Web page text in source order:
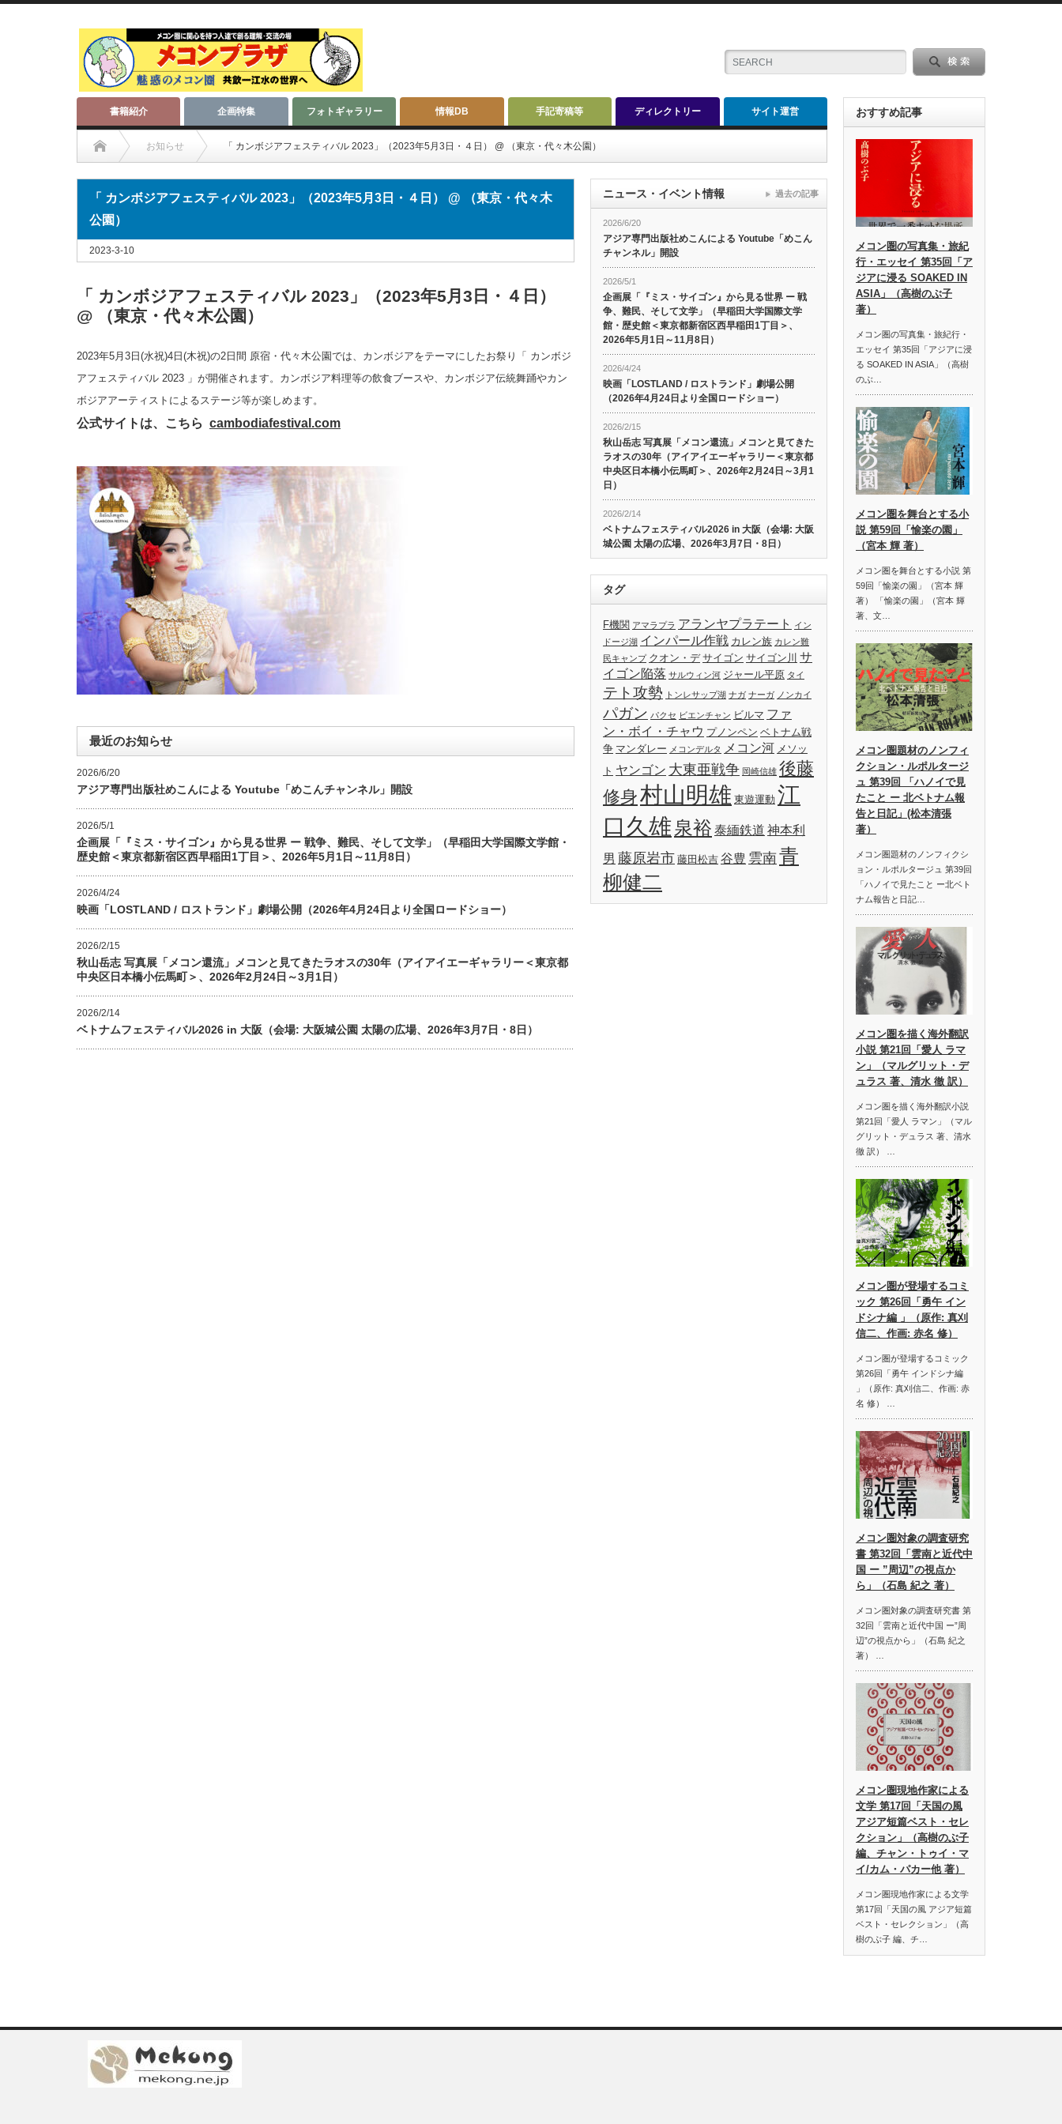
書籍紹介 企画特集 フォトギャラリー 情報DB 手記寄稿等 ディレクトリー サイト運営
お知らせ 「 カンボジアフェスティバル 2023」（2023年5月3日・４日） @ （東京・代々木公園）
「 カンボジアフェスティバル 2023」（2023年5月3日・４日） @ （東京・代々木
公園）
2023-3-10
「 カンボジアフェスティバル 2023」（2023年5月3日・４日）
@ （東京・代々木公園）
2023年5月3日(水祝)4日(木祝)の2日間 原宿・代々木公園では、カンボジアをテーマにしたお祭り「 カンボジ
アフェスティバル 2023 」が開催されます。カンボジア料理等の飲食ブースや、カンボジア伝統舞踊やカン
ボジアアーティストによるステージ等が楽しめます。
公式サイトは、こちら cambodiafestival.com
最近のお知らせ
2026/6/20
アジア専門出版社めこんによる Youtube「めこんチャンネル」開設
2026/5/1
企画展「『ミス・サイゴン』から見る世界 ー 戦争、難民、そして文学」（早稲田大学国際文学館・
歴史館＜東京都新宿区西早稲田1丁目＞、2026年5月1日～11月8日）
2026/4/24
映画「LOSTLAND / ロストランド」劇場公開（2026年4月24日より全国ロードショー）
2026/2/15
秋山岳志 写真展「メコン還流」メコンと見てきたラオスの30年（アイアイエーギャラリー＜東京都
中央区日本橋小伝馬町＞、2026年2月24日～3月1日）
2026/2/14
ベトナムフェスティバル2026 in 大阪（会場: 大阪城公園 太陽の広場、2026年3月7日・8日）
ニュース・イベント情報
2026/6/20
アジア専門出版社めこんによる Youtube「めこん
チャンネル」開設
2026/5/1
企画展「『ミス・サイゴン』から見る世界 ー 戦
争、難民、そして文学」（早稲田大学国際文学
館・歴史館＜東京都新宿区西早稲田1丁目＞、
2026年5月1日～11月8日）
2026/4/24
映画「LOSTLAND / ロストランド」劇場公開
（2026年4月24日より全国ロードショー）
2026/2/15
秋山岳志 写真展「メコン還流」メコンと見てきた
ラオスの30年（アイアイエーギャラリー＜東京都
中央区日本橋小伝馬町＞、2026年2月24日～3月1
日）
2026/2/14
ベトナムフェスティバル2026 in 大阪（会場: 大阪
城公園 太陽の広場、2026年3月7日・8日）
過去の記事
タグ
F機関 アマラプラ アランヤプラテート
イン
ドージ湖 インパール作戦 カレン族 カレン難
民キャンプ クオン・デ サイゴン サイゴン川 サ
イゴン陥落 サルウィン河 ジャール平原 タイ
テト攻勢 トンレサップ湖 ナガ ナーガ ノンカイ
パガン パクセ ビエンチャン ビルマ ファ
ン・ボイ・チャウ プノンペン ベトナム戦
争 マンダレー メコンデルタ メコン河 メソッ
ト ヤンゴン 大東亜戦争 岡崎信雄 後藤
修身村山明雄 東遊運動 江
口久雄泉裕 泰緬鉄道 神本利
男 藤原岩市 藤田松吉 谷豊 雲南青
柳健二
おすすめ記事
メコン圏の写真集・旅紀
行・エッセイ 第35回「ア
ジアに浸る SOAKED IN
ASIA」（高樹のぶ子
著）
メコン圏の写真集・旅紀行・
エッセイ 第35回「アジアに浸
る SOAKED IN ASIA」（高樹
のぶ…
メコン圏を舞台とする小
説 第59回「愉楽の園」
（宮本 輝 著）
メコン圏を舞台とする小説 第
59回「愉楽の園」（宮本 輝
著） 「愉楽の園」（宮本 輝
著、文…
メコン圏題材のノンフィ
クション・ルポルタージ
ュ 第39回 「ハノイで見
たこと ー 北ベトナム報
告と日記」(松本清張
著）
メコン圏題材のノンフィクシ
ョン・ルポルタージュ 第39回
「ハノイで見たこと ー北ベト
ナム報告と日記…
メコン圏を描く海外翻訳
小説 第21回「愛人 ラマ
ン」（マルグリット・デ
ュラス 著、清水 徹 訳）
メコン圏を描く海外翻訳小説
第21回「愛人 ラマン」（マル
グリット・デュラス 著、清水
徹 訳） …
メコン圏が登場するコミ
ック 第26回「勇午 イン
ドシナ編 」（原作: 真刈
信二、作画: 赤名 修）
メコン圏が登場するコミック
第26回「勇午 インドシナ編
」（原作: 真刈信二、作画: 赤
名 修） …
メコン圏対象の調査研究
書 第32回「雲南と近代中
国 ー ”周辺”の視点か
ら」（石島 紀之 著）
メコン圏対象の調査研究書 第
32回「雲南と近代中国 ー”周
辺”の視点から」（石島 紀之
著） …
メコン圏現地作家による
文学 第17回「天国の風
アジア短篇ベスト・セレ
クション」（高樹のぶ子
編、チャン・トゥイ・マ
イ/カム・パカー他 著）
メコン圏現地作家による文学
第17回「天国の風 アジア短篇
ベスト・セレクション」（高
樹のぶ子 編、チ…